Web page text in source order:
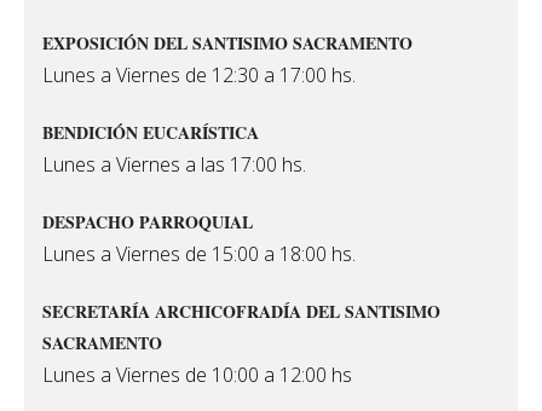
EXPOSICIÓN DEL SANTISIMO SACRAMENTO
Lunes a Viernes de 12:30 a 17:00 hs.
BENDICIÓN EUCARÍSTICA
Lunes a Viernes a las 17:00 hs.
DESPACHO PARROQUIAL
Lunes a Viernes de 15:00 a 18:00 hs.
SECRETARÍA ARCHICOFRADÍA DEL SANTISIMO
SACRAMENTO
Lunes a Viernes de 10:00 a 12:00 hs